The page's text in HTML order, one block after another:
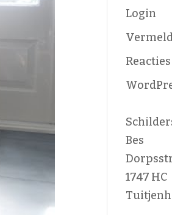
Login
Bes
1747 HC